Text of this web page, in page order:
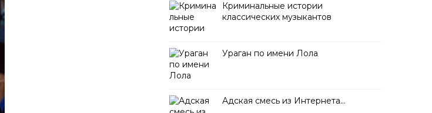
Криминальные истории
классических музыкантов
Ураган по имени Лола
Адская смесь из Интернета…